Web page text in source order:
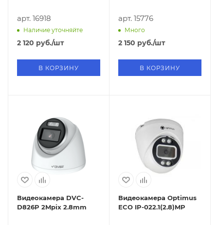
арт. 16918
Наличие уточняйте
2 120 руб./шт
В КОРЗИНУ
арт. 15776
Много
2 150 руб./шт
В КОРЗИНУ
Видеокамера DVC-
D826P 2Mpix 2.8mm
Видеокамера Optimus
ECO IP-022.1(2.8)MP